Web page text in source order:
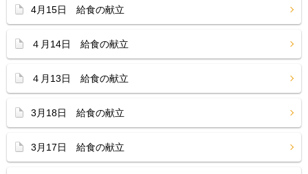
4月15日 給食の献立
４月14日 給食の献立
４月13日 給食の献立
3月18日 給食の献立
3月17日 給食の献立